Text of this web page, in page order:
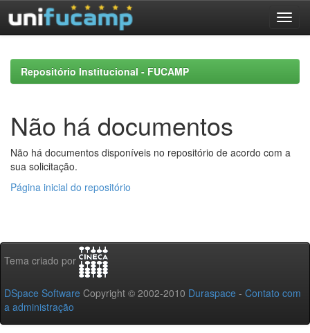
navigationRepositório Institucional - FUCAMP
Não há documentos
Não há documentos disponíveis no repositório de acordo com a
sua solicitação.
Página inicial do repositório
Tema criado por
DSpace Software Copyright © 2002-2010 Duraspace - Contato com
a administração